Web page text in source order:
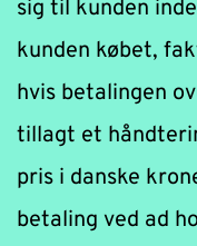
sig til kunden
kunden købet,
hvis betalingen
tillagt et
pris i danske
betaling ved ad